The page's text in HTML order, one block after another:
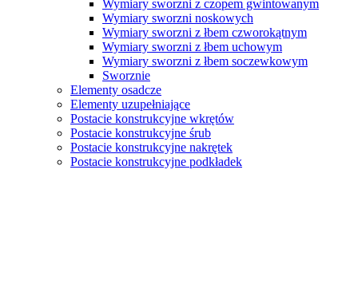
Wymiary sworzni z czopem gwintowanym
Wymiary sworzni noskowych
Wymiary sworzni z łbem czworokątnym
Wymiary sworzni z łbem uchowym
Wymiary sworzni z łbem soczewkowym
Sworznie
Elementy osadcze
Elementy uzupełniające
Postacie konstrukcyjne wkrętów
Postacie konstrukcyjne śrub
Postacie konstrukcyjne nakrętek
Postacie konstrukcyjne podkładek